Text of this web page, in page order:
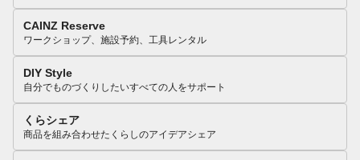
CAINZ Reserve
ワークショップ、施設予約、工具レンタル
DIY Style
自分でものづくりしたいすべての人をサポート
くらシェア
商品を組み合わせたくらしのアイデアシェア